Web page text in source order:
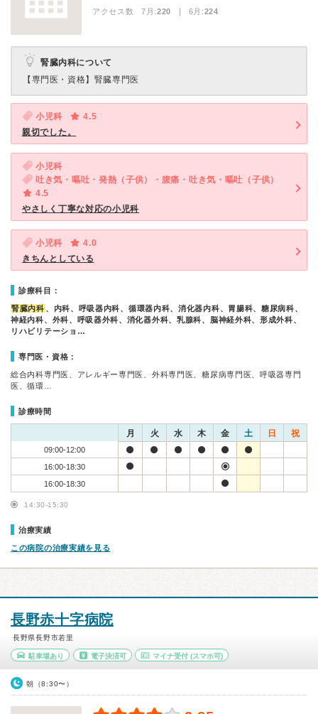
アクセス数 7月:220 | 6月:224
腎臓内科について
【専門医・資格】 腎臓専門医
小児科
4.5
親切でした。
小児科
吐き気・嘔吐・発熱（子供）・腹痛・吐き気・嘔吐（子供）
4.5
やさしく丁寧な対応の小児科
小児科
4.0
きちんとしている
診療科目：
腎臓内科 、内科、呼吸器内科、循環器内科、消化器内科、胃腸科、糖尿病科、
神経内科、外科、呼吸器外科、消化器外科、乳腺科、脳神経外科、形成外科、
リハビリテーショ…
専門医・資格：
総合内科専門医、アレルギー専門医、外科専門医、糖尿病専門医、呼吸器専門
医、循環…
診療時間
月 火 水 木 金 土 日 祝
09:00-12:00
16:00-18:30
16:00-18:30
14:30-15:30
治療実績
この病院の治療実績を見る
長野赤十字病院
長野県長野市若里
駐車場あり 電子決済可 マイナ受付 (スマホ可)
朝（8:30〜）